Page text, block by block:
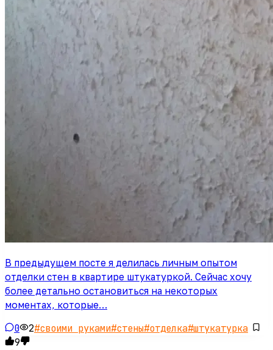
В предыдущем посте я делилась личным опытом
отделки стен в квартире штукатуркой. Сейчас хочу
более детально остановиться на некоторых
моментах, которые…
0 2#своими руками#стены#отделка#штукатурка
9